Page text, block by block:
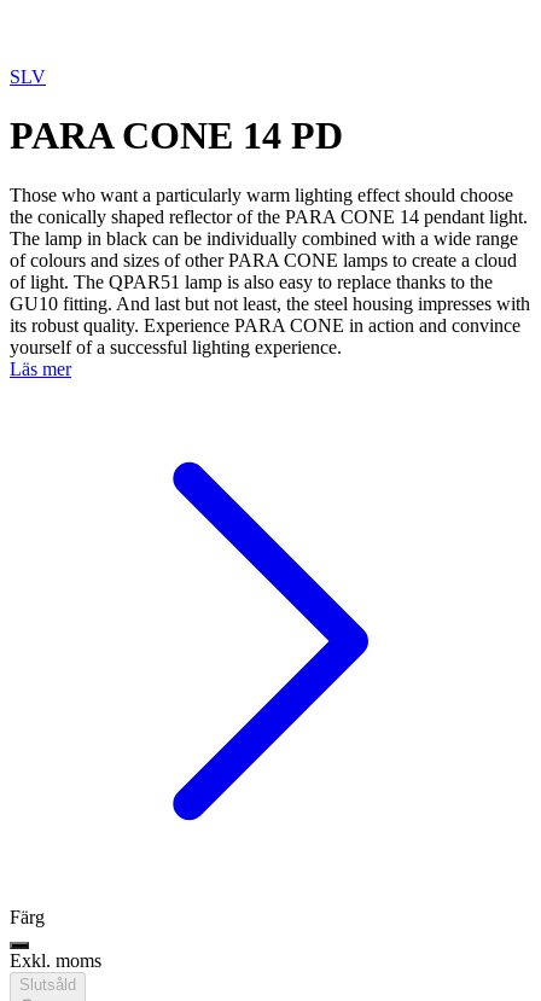
SLV
PARA CONE 14 PD
Those who want a particularly warm lighting effect should choose
the conically shaped reflector of the PARA CONE 14 pendant light.
The lamp in black can be individually combined with a wide range
of colours and sizes of other PARA CONE lamps to create a cloud
of light. The QPAR51 lamp is also easy to replace thanks to the
GU10 fitting. And last but not least, the steel housing impresses with
its robust quality. Experience PARA CONE in action and convince
yourself of a successful lighting experience.
Läs mer
Färg
Exkl. moms
Slutsåld